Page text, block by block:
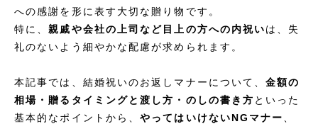
への感謝を形に表す大切な贈り物です。
特に、親戚や会社の上司など目上の方への内祝いは、失
礼のないよう細やかな配慮が求められます。
本記事では、結婚祝いのお返しマナーについて、金額の
相場・贈るタイミングと渡し方・のしの書き方 といった
基本的なポイントから、やってはいけないNGマナー